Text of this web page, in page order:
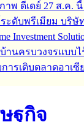
พ ดีเดย์ 27 ส.ค.
ะดับพรีเมียม บริษั
Investment
านครบวงจรแบบ
ารเติบตลาดอาเ